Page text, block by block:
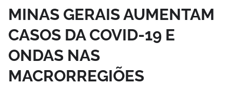
MINAS GERAIS AUMENTAM
CASOS DA COVID-19 E
ONDAS NAS
MACRORREGIÕES